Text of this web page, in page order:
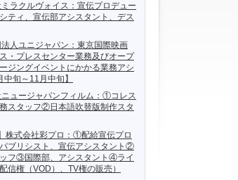
ラクルヴォイス：宣伝プロデュー
ティ、宣伝部アシスタント、デス
人ユニジャパン：東京国際映画
・プレスセンター業務及びオープ
ジングイベントにかかる業務アシ
旬～11月中旬】
ュージャパンフィルム：①コレス
スタッフ②日本語吹替版制作スタ
株式会社彩プロ：①配給宣伝プロ
ブリシスト、宣伝アシスタント②
フ③国際部、アシスタント④ライ
信権（VOD）、TV権の販売）